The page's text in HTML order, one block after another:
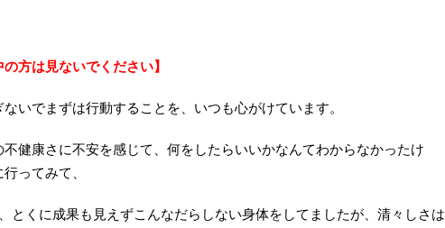
方は見ないでください】
いでまずは行動することを、いつも心がけています。
健康さに不安を感じて、何をしたらいいかなんてわからなかったけ
ってみて、
とくに成果も見えずこんなだらしない身体をしてましたが、清々しさは